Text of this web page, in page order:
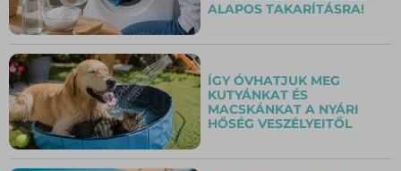
ALAPOS TAKARÍTÁSRA!
ÍGY ÓVHATJUK MEG
KUTYÁNKAT ÉS
MACSKÁNKAT A NYÁRI
HŐSÉG VESZÉLYEITŐL